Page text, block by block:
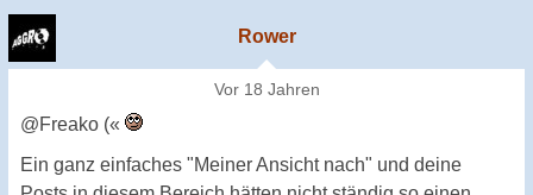
Rower
Vor 18 Jahren
@Freako («
Ein ganz einfaches "Meiner Ansicht nach" und deine